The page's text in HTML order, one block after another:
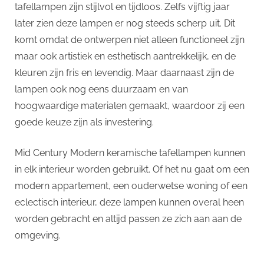
tafellampen zijn stijlvol en tijdloos. Zelfs vijftig jaar
later zien deze lampen er nog steeds scherp uit. Dit
komt omdat de ontwerpen niet alleen functioneel zijn
maar ook artistiek en esthetisch aantrekkelijk, en de
kleuren zijn fris en levendig. Maar daarnaast zijn de
lampen ook nog eens duurzaam en van
hoogwaardige materialen gemaakt, waardoor zij een
goede keuze zijn als investering.
Mid Century Modern keramische tafellampen kunnen
in elk interieur worden gebruikt. Of het nu gaat om een
​​modern appartement, een ouderwetse woning of een
eclectisch interieur, deze lampen kunnen overal heen
worden gebracht en altijd passen ze zich aan aan de
omgeving.